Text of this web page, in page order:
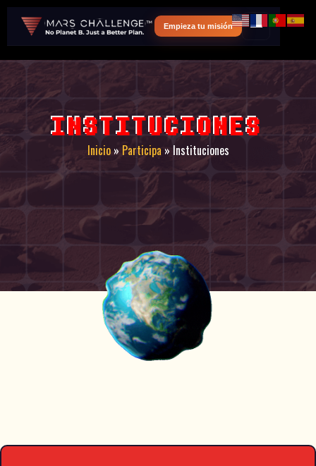
Empieza tu misión
INSTITUCIONES
Inicio» Participa » Instituciones